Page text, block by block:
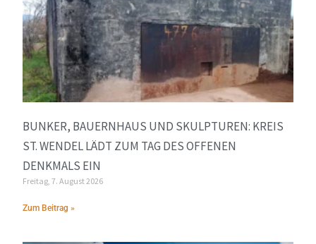
BUNKER, BAUERNHAUS UND SKULPTUREN: KREIS
ST. WENDEL LÄDT ZUM TAG DES OFFENEN
DENKMALS EIN
Freitag, 7. August 2026
Zum Beitrag »